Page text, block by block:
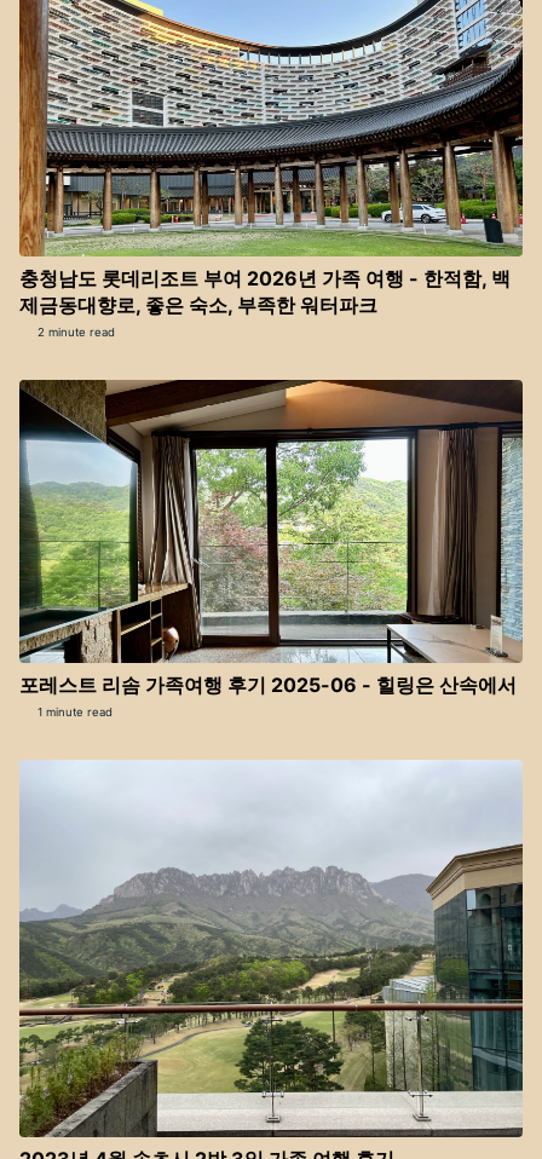
충청남도 롯데리조트 부여 2026년 가족 여행 - 한적함, 백
제금동대향로, 좋은 숙소, 부족한 워터파크
2 minute read
포레스트 리솜 가족여행 후기 2025-06 - 힐링은 산속에서
1 minute read